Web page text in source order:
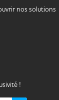
nos solutions
!